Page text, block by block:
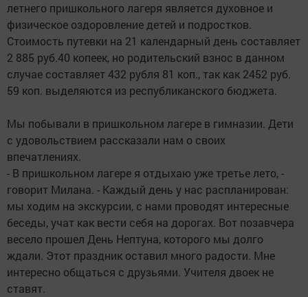
летнего пришкольного лагеря является духовное и
физическое оздоровление детей и подростков.
Стоимость путевки на 21 календарный день составляет
2 885 руб.40 копеек, но родительский взнос в данном
случае составляет 432 рубля 81 коп., так как 2452 руб.
59 коп. выделяются из республиканского бюджета.
Мы побывали в пришкольном лагере в гимназии. Дети
с удовольствием рассказали нам о своих
впечатлениях.
- В пришкольном лагере я отдыхаю уже третье лето, -
говорит Милана. - Каждый день у нас распланирован:
мы ходим на экскурсии, с нами проводят интересные
беседы, учат как вести себя на дорогах. Вот позавчера
весело прошел День Нептуна, которого мы долго
ждали. Этот праздник оставил много радости. Мне
интересно общаться с друзьями. Учителя двоек не
ставят.